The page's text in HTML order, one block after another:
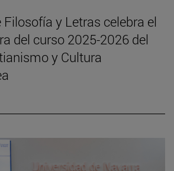
y Letras celebra el
del curso 2025-2026 del
y Cultura